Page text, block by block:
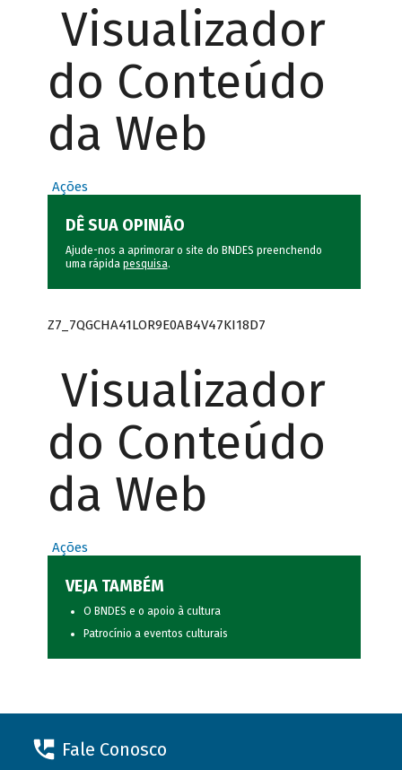
Visualizador
do Conteúdo
da Web
Ações
DÊ SUA OPINIÃO
Ajude-nos a aprimorar o site do BNDES preenchendo
uma rápida pesquisa.
Z7_7QGCHA41LOR9E0AB4V47KI18D7
Visualizador
do Conteúdo
da Web
Ações
VEJA TAMBÉM
O BNDES e o apoio à cultura
Patrocínio a eventos culturais
Fale Conosco